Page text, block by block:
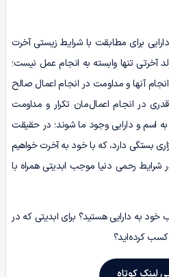
برای مطابقت با شرایط زیستی آخرت
آخرتی تنها وابسته به انجام عمل نیست؛
آنها و مداومت در انجام اعمال صالح
در انجام اعمال‌مان تکرار و مداومت
اسم و دارایی وجود ما شوند؛ در حقیقت
بستگی دارد، که با خود به آخرت خواهیم
شرایط رحمی دنیا موجب ابدیتی همراه با
خود به دارایی هستید؟ برای ابدیتی که در
کرده‌اید؟
لینک کوتاه